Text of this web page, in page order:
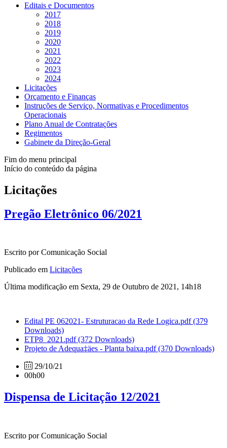
Editais e Documentos
2017
2018
2019
2020
2021
2022
2023
2024
Licitações
Orçamento e Finanças
Instruções de Serviço, Normativas e Procedimentos
Operacionais
Plano Anual de Contratações
Regimentos
Gabinete da Direção-Geral
Fim do menu principal
Início do conteúdo da página
Licitações
Pregão Eletrônico 06/2021
Escrito por Comunicação Social
Publicado em Licitações
Última modificação em Sexta, 29 de Outubro de 2021, 14h18
Edital PE 062021- Estruturacao da Rede Logica.pdf(379
Downloads)
ETP8_2021.pdf(372 Downloads)
Projeto de Adequa‡äes - Planta baixa.pdf(370 Downloads)
29/10/21
00h00
Dispensa de Licitação 12/2021
Escrito por Comunicação Social